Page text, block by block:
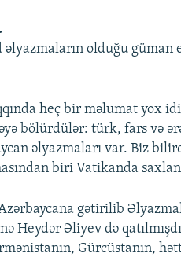
olduğu güman
heç bir məlumat yox
bölürdülər: türk, fars və
əlyazmaları var. Biz
biri Vatikanda
gətirilib
Heydər Əliyev də
Gürcüstanın,